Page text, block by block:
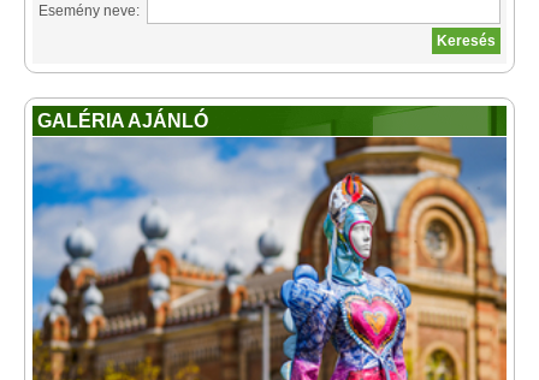
Esemény neve:
GALÉRIA AJÁNLÓ